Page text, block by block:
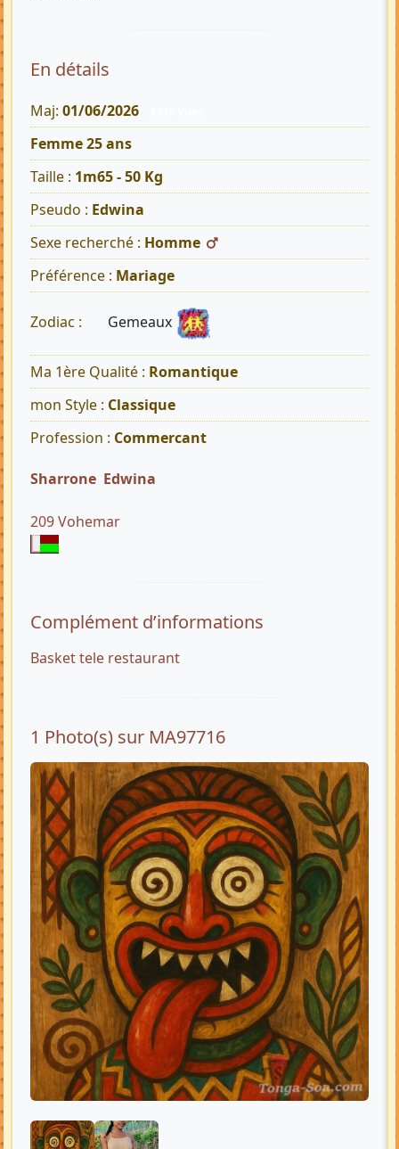
En détails
Maj: 01/06/2026
Femme 25 ans
Taille : 1m65 - 50 Kg
Pseudo : Edwina
Sexe recherché : Homme
Préférence : Mariage
Zodiac : Gemeaux
Ma 1ère Qualité : Romantique
mon Style : Classique
Profession : Commercant
Sharrone Edwina
209 Vohemar
Complément d’informations
Basket tele restaurant
1 Photo(s) sur MA97716